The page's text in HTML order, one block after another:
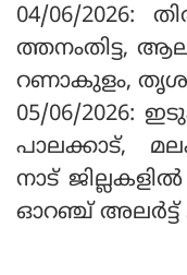
04/06/2026:
ത്തനംതിട്ട,
റണാകുളം,
05/06/2026:
പാലക്കാട്,
നാട്
ഓറഞ്ച് അലര്‍ട്ട്